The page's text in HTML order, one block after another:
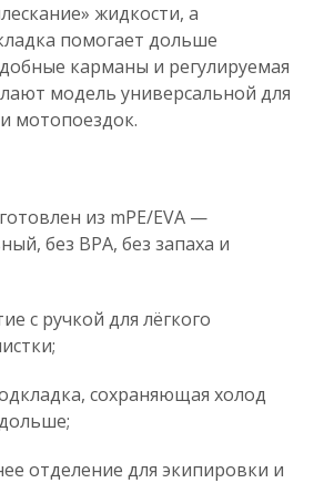
жидкости, а
помогает дольше
карманы и регулируемая
модель универсальной для
мотопоездок.
из mPE/EVA —
без BPA, без запаха и
с ручкой для лёгкого
сохраняющая холод
отделение для экипировки и